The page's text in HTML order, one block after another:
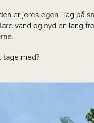
er jeres egen. Tag på
vand og nyd en lang
tage med?